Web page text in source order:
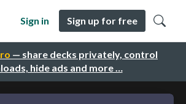
— share decks privately, control
hide ads and more …
Sign in Sign up for free